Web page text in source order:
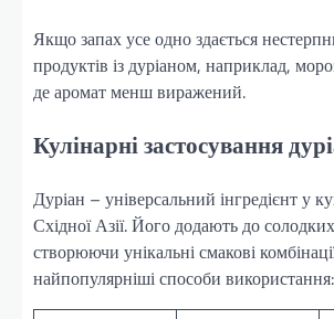
Якщо запах усе одно здається
продуктів із дуріаном, наприклад,
де аромат менш виражений.
Кулінарні застосування
Дуріан – універсальний інгредієнт у
Східної Азії. Його додають до
створюючи унікальні смакові
найпопулярніші способи використання: